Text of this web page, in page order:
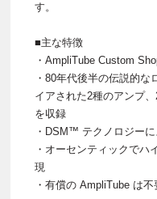
す。
■主な特徴
・AmpliTube Custom
・80年代後半の伝説的
イアされた2種のアンプ
を収録
・DSM™ テクノロジー
・オーセンティックでハ
現
・有償の AmpliTube は不